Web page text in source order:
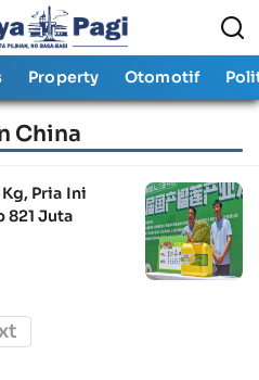
Property Otomotif
China
Pria Ini
821 Juta